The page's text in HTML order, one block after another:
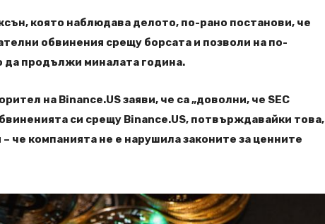
която наблюдава делото, по-рано постанови, че
обвинения срещу борсата и позволи на по-
да продължи миналата година.
на Binance.US заяви, че са „доволни, че SEC
си срещу Binance.US, потвърждавайки това,
че компанията не е нарушила законите за ценните